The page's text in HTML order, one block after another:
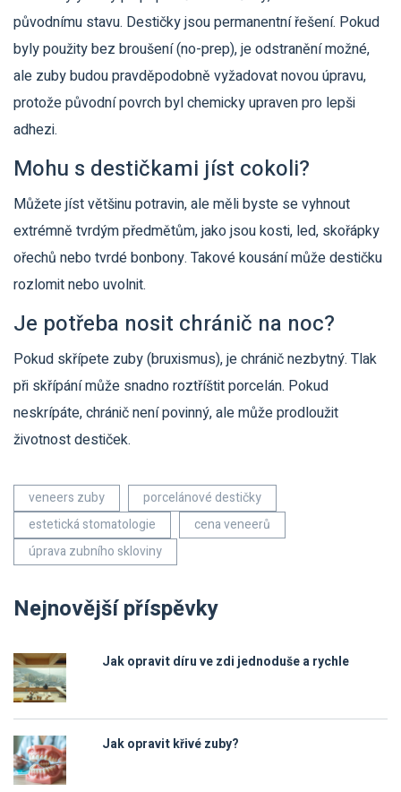
původnímu stavu. Destičky jsou permanentní řešení. Pokud
byly použity bez broušení (no-prep), je odstranění možné,
ale zuby budou pravděpodobně vyžadovat novou úpravu,
protože původní povrch byl chemicky upraven pro lepši
adhezi.
Mohu s destičkami jíst cokoli?
Můžete jíst většinu potravin, ale měli byste se vyhnout
extrémně tvrdým předmětům, jako jsou kosti, led, skořápky
ořechů nebo tvrdé bonbony. Takové kousání může destičku
rozlomit nebo uvolnit.
Je potřeba nosit chránič na noc?
Pokud skřípete zuby (bruxismus), je chránič nezbytný. Tlak
při skřípání může snadno roztříštit porcelán. Pokud
neskrípáte, chránič není povinný, ale může prodloužit
životnost destiček.
veneers zuby
porcelánové destičky
estetická stomatologie
cena veneerů
úprava zubního skloviny
Nejnovější příspěvky
Jak opravit díru ve zdi jednoduše a rychle
Jak opravit křivé zuby?